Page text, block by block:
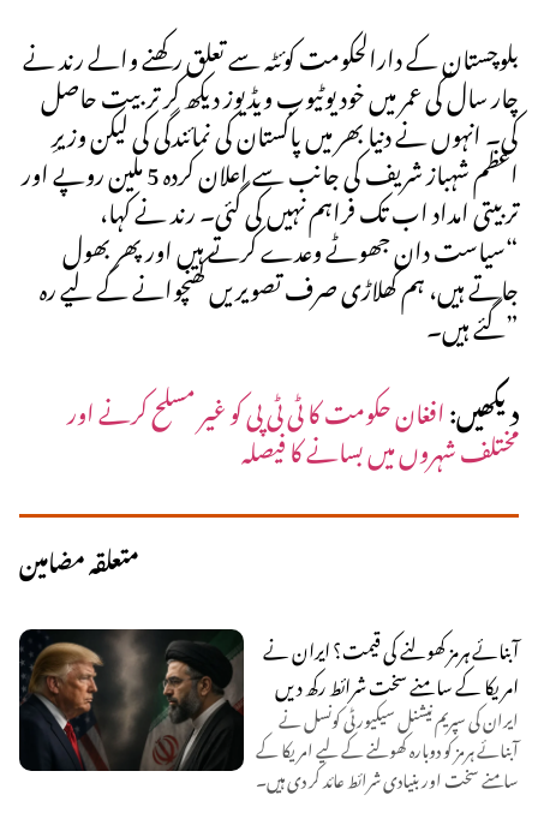
بلوچستان کے دارالحکومت کوئٹہ سے تعلق رکھنے والے رند نے
چار سال کی عمر میں خود یوٹیوب ویڈیوز دیکھ کر تربیت حاصل
کی۔ انہوں نے دنیا بھر میں پاکستان کی نمائندگی کی لیکن وزیرِ
اعظم شہباز شریف کی جانب سے اعلان کردہ 5 ملین روپے اور
تربیتی امداد اب تک فراہم نہیں کی گئی۔ رند نے کہا،
“سیاست دان جھوٹے وعدے کرتے ہیں اور پھر بھول
جاتے ہیں، ہم کھلاڑی صرف تصویریں کھنچوانے کے لیے رہ
گئے ہیں۔”
دیکھیں:افغان حکومت کا ٹی ٹی پی کو غیر مسلح کرنے اور
مختلف شہروں میں بسانے کا فیصلہ
متعلقہ مضامین
آبنائے ہرمز کھولنے کی قیمت؟ ایران نے
امریکا کے سامنے سخت شرائط رکھ دیں
ایران کی سپریم نیشنل سیکیورٹی کونسل نے
آبنائے ہرمز کو دوبارہ کھولنے کے لیے امریکا کے
سامنے سخت اور بنیادی شرائط عائد کر دی ہیں۔